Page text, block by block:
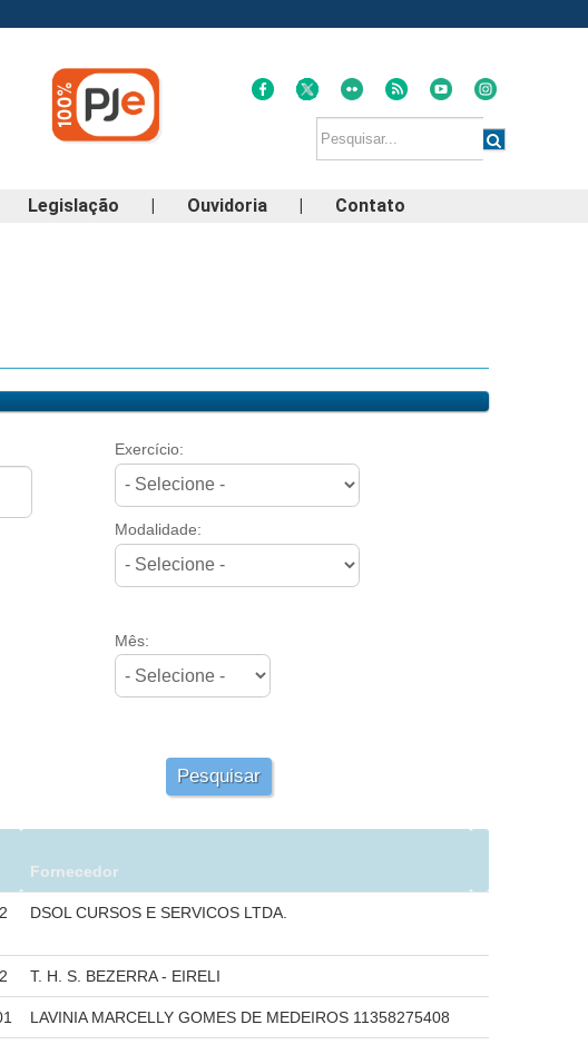
Legislação | Ouvidoria | Contato
Exercício:
Modalidade:
Mês:
Pesquisar
Fornecedor
DSOL CURSOS E SERVICOS LTDA.
T. H. S. BEZERRA - EIRELI
LAVINIA MARCELLY GOMES DE MEDEIROS 11358275408